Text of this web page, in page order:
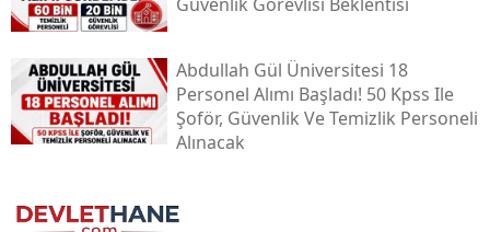
Abdullah Gül Üniversitesi 18
Personel Alımı Başladı! 50 Kpss Ile
Şoför, Güvenlik Ve Temizlik Personeli
Alınacak